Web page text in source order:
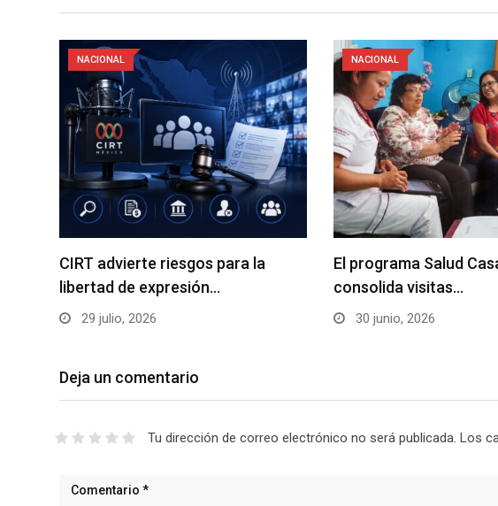
NACIONAL
CIRT advierte riesgos para la
libertad de expresión…
29 julio, 2026
NACIONAL
El programa Salud
consolida visitas…
30 junio, 2026
Deja un comentario
Tu dirección de correo electrónico no será publicada. Los